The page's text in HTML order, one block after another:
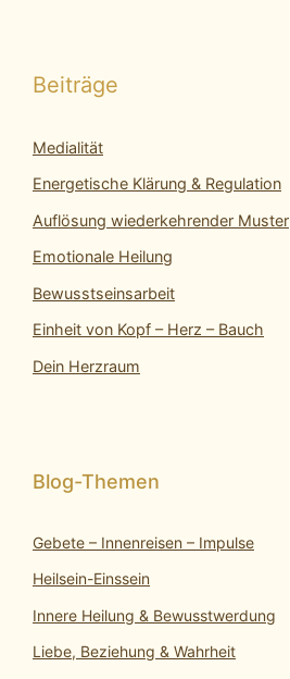
Beiträge
Medialität
Energetische Klärung & Regulation
Auflösung wiederkehrender Muster
Emotionale Heilung
Bewusstseinsarbeit
Einheit von Kopf – Herz – Bauch
Dein Herzraum
Gebete – Innenreisen – Impulse
Heilsein-Einssein
Innere Heilung & Bewusstwerdung
Liebe, Beziehung & Wahrheit